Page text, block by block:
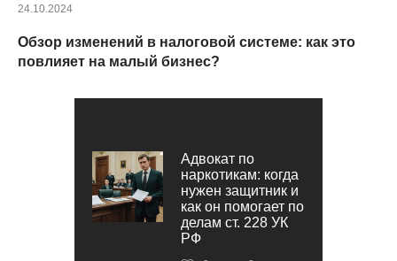
24.10.2024
Обзор изменений в налоговой системе: как это
повлияет на малый бизнес?
Адвокат по
наркотикам: когда
нужен защитник и
как он помогает по
делам ст. 228 УК
РФ